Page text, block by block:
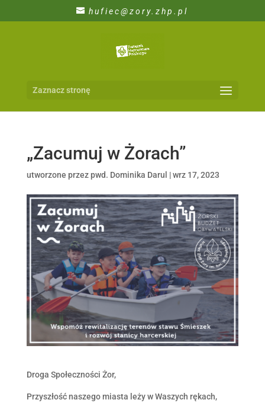
hufiec@zory.zhp.pl
Zaznacz stronę
„Zacumuj w Żorach”
utworzone przez pwd. Dominika Darul |wrz 17, 2023
Droga Społeczności Żor,
Przyszłość naszego miasta leży w Waszych rękach,